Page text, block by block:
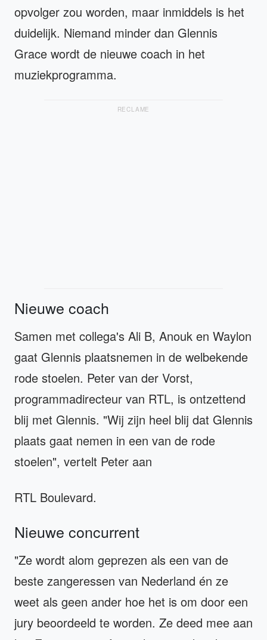
opvolger zou worden, maar inmiddels is het
duidelijk. Niemand minder dan Glennis
Grace wordt de nieuwe coach in het
muziekprogramma.
RECLAME
Nieuwe coach
Samen met collega's Ali B, Anouk en Waylon
gaat Glennis plaatsnemen in de welbekende
rode stoelen. Peter van der Vorst,
programmadirecteur van RTL, is ontzettend
blij met Glennis. "Wij zijn heel blij dat Glennis
plaats gaat nemen in een van de rode
stoelen", vertelt Peter aan
RTL Boulevard.
Nieuwe concurrent
"Ze wordt alom geprezen als een van de
beste zangeressen van Nederland én ze
weet als geen ander hoe het is om door een
jury beoordeeld te worden. Ze deed mee aan